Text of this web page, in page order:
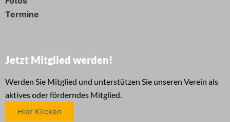
Termine
Jetzt Mitglied werden!
Werden Sie Mitglied und unterstützen Sie unseren Verein als
aktives oder förderndes Mitglied.
Hier Klicken